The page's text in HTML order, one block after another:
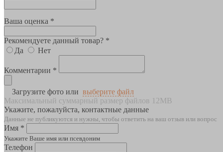
Ваша оценка *
Рекомендуете данный товар? *
Да
Нет
Комментарии *
Загрузите фото или выберите файл
Максимальный суммарный размер файлов 12MB
Укажите, пожалуйста, контактные данные
Данные не публикуются и нужны, чтобы ответить на ваш отзыв или вопрос
Имя *
Укажите Ваше имя или псевдоним
Телефон